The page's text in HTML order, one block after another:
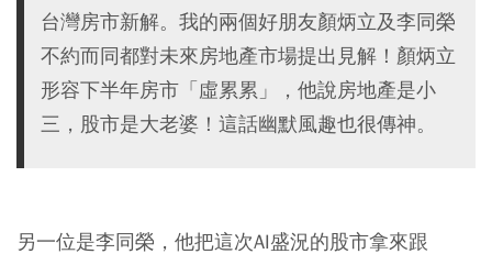
台灣房市新解。我的兩個好朋友顏炳立及李同榮
不約而同都對未來房地產市場提出見解！顏炳立
形容下半年房市「虛累累」，他說房地產是小
三，股市是大老婆！這話幽默風趣也很傳神。
另一位是李同榮，他把這次AI盛況的股市拿來跟